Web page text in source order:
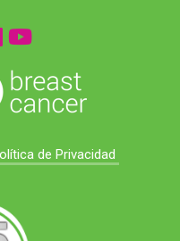
de Privacidad